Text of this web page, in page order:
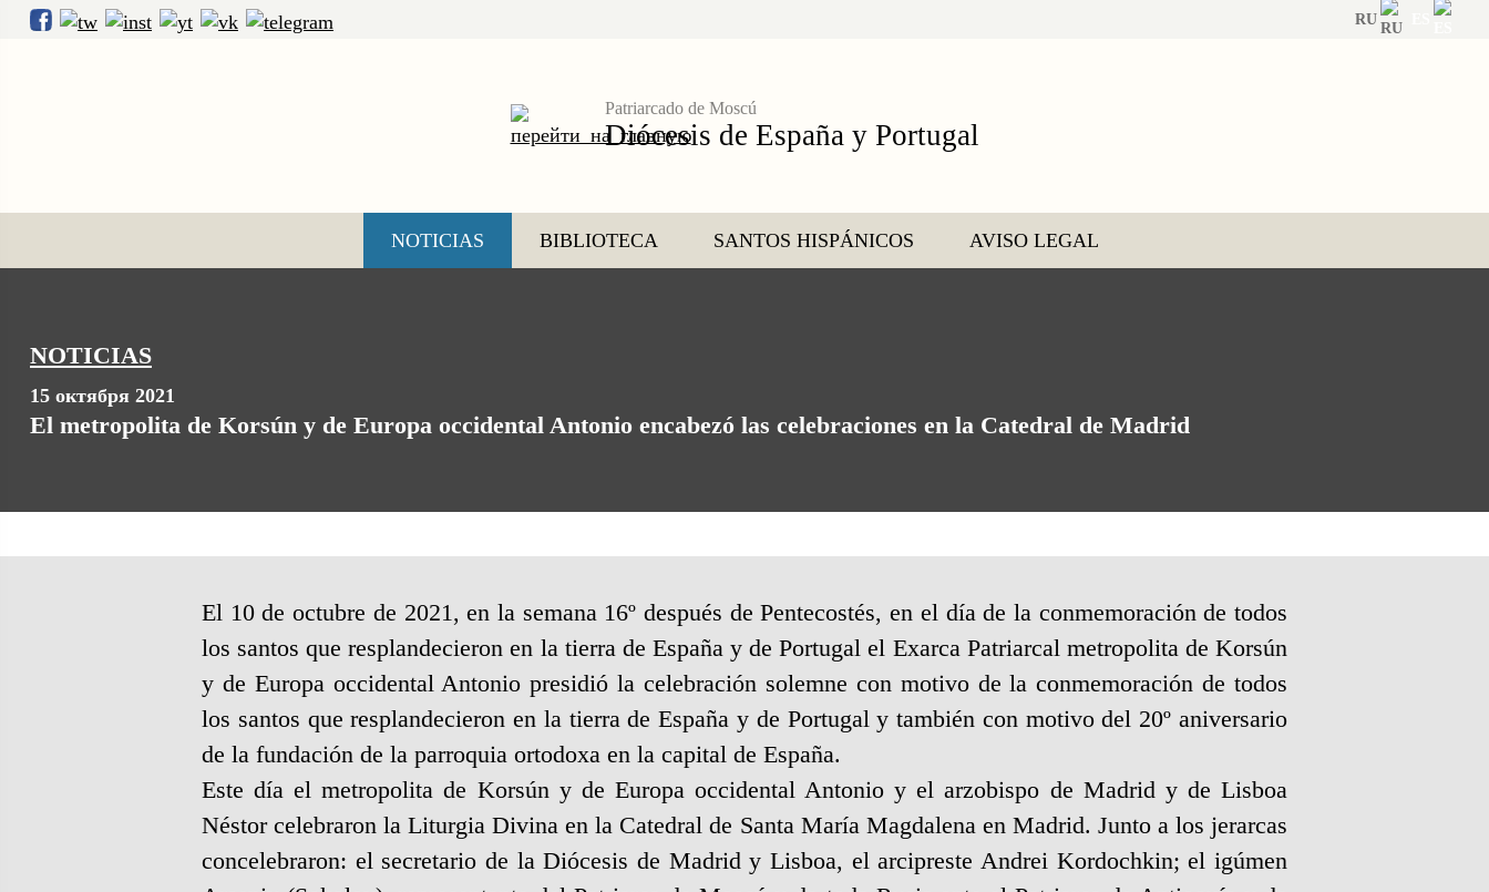
RU
Patriarcado de Moscú
Diócesis de España y Portugal
NOTICIAS BIBLIOTECA SANTOS HISPÁNICOS AVISO LEGAL
NOTICIAS
15 октября 2021
El metropolita de Korsún y de Europa occidental Antonio encabezó las celebraciones en la Catedral de Madrid
El 10 de octubre de 2021, en la semana 16º después de Pentecostés, en el día de la conmemoración de todos
los santos que resplandecieron en la tierra de España y de Portugal el Exarca Patriarcal metropolita de Korsún
y de Europa occidental Antonio presidió la celebración solemne con motivo de la conmemoración de todos
los santos que resplandecieron en la tierra de España y de Portugal y también con motivo del 20º aniversario
de la fundación de la parroquia ortodoxa en la capital de España.
Este día el metropolita de Korsún y de Europa occidental Antonio y el arzobispo de Madrid y de Lisboa
Néstor celebraron la Liturgia Divina en la Catedral de Santa María Magdalena en Madrid. Junto a los jerarcas
concelebraron: el secretario de la Diócesis de Madrid y Lisboa, el arcipreste Andrei Kordochkin; el igúmen